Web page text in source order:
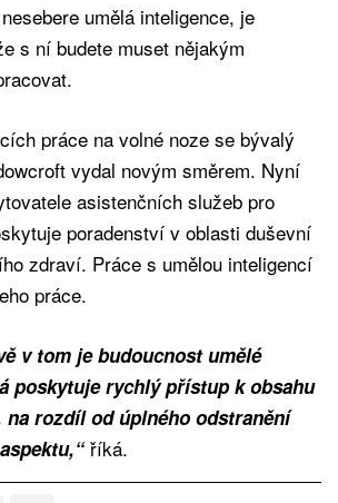
umělá inteligence, je
s ní budete muset nějakým
práce na volné noze se bývalý
vydal novým směrem. Nyní
asistenčních služeb pro
poradenství v oblasti duševní
zdraví. Práce s umělou inteligencí
práce.
v tom je budoucnost umělé
poskytuje rychlý přístup k obsahu
na rozdíl od úplného odstranění
říká.